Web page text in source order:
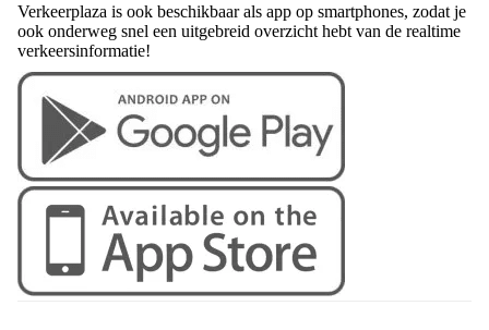
Verkeerplaza is ook beschikbaar als app op smartphones, zodat je
ook onderweg snel een uitgebreid overzicht hebt van de realtime
verkeersinformatie!